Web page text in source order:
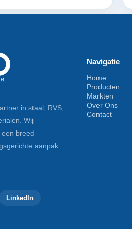
in staal, RVS,
Wij
breed
aanpak.
LinkedIn
Navigatie
Home
Producten
Markten
Over Ons
Contact